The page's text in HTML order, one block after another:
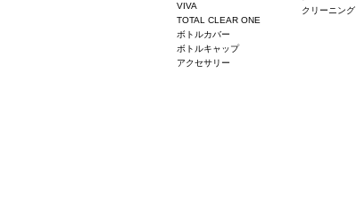
VIVA
TOTAL CLEAR ONE
ボトルカバー
ボトルキャップ
アクセサリー
クリーニング